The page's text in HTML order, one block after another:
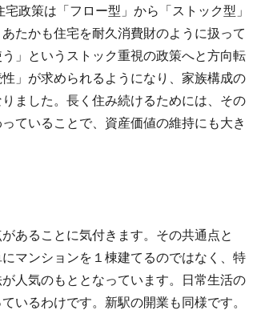
政策は「フロー型」から「ストック型」
たかも住宅を耐久消費財のように扱って
」というストック重視の政策へと方向転
」が求められるようになり、家族構成の
ました。長く住み続けるためには、その
ていることで、資産価値の維持にも大き
あることに気付きます。その共通点と
マンションを１棟建てるのではなく、特
人気のもととなっています。日常生活の
いるわけです。新駅の開業も同様です。